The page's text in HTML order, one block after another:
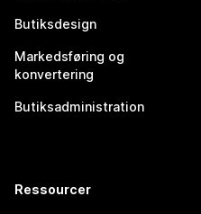
Butiksdesign
Markedsføring og
konvertering
Butiksadministration
Ressourcer